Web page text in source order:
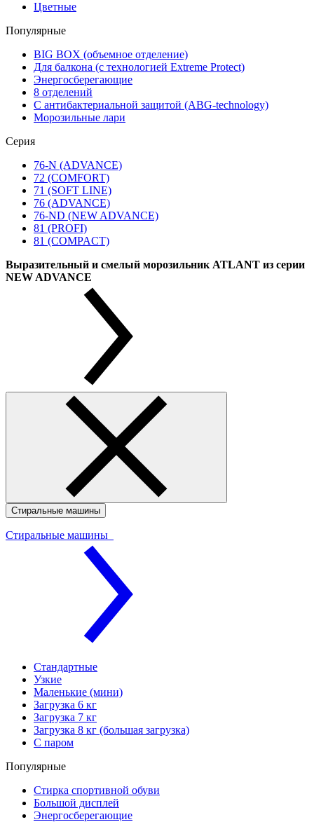
Цветные
Популярные
BIG BOX (объемное отделение)
Для балкона (с технологией Extreme Protect)
Энергосберегающие
8 отделений
С антибактериальной защитой (ABG-technology)
Морозильные лари
Серия
76-N (ADVANCE)
72 (COMFORT)
71 (SOFT LINE)
76 (ADVANCE)
76-ND (NEW ADVANCE)
81 (PROFI)
81 (COMPACT)
Выразительный и смелый морозильник ATLANT из серии
NEW ADVANCE
Стиральные машины
Стиральные машины
Стандартные
Узкие
Маленькие (мини)
Загрузка 6 кг
Загрузка 7 кг
Загрузка 8 кг (большая загрузка)
С паром
Популярные
Стирка спортивной обуви
Большой дисплей
Энергосберегающие